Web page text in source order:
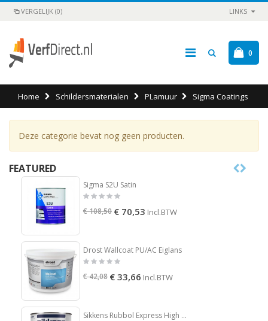
VERGELIJK (0) LINKS
0
Home Schildersmaterialen PLamuur Sigma Coatings
Deze categorie bevat nog geen producten.
FEATURED
Sigma S2U Satin
€ 108,50 € 70,53 Incl.BTW
Drost Wallcoat PU/AC Eiglans
€ 42,08 € 33,66 Incl.BTW
Sikkens Rubbol Express High Gloss